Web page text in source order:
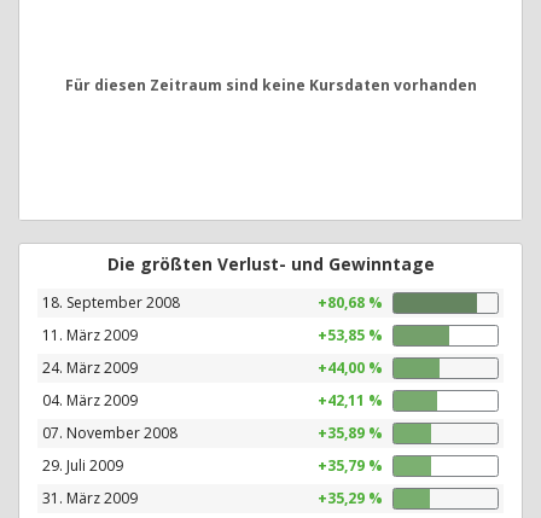
Für diesen Zeitraum sind keine Kursdaten vorhanden
Die größten Verlust- und Gewinntage
18. September 2008
+80,68 %
11. März 2009
+53,85 %
24. März 2009
+44,00 %
04. März 2009
+42,11 %
07. November 2008
+35,89 %
29. Juli 2009
+35,79 %
31. März 2009
+35,29 %